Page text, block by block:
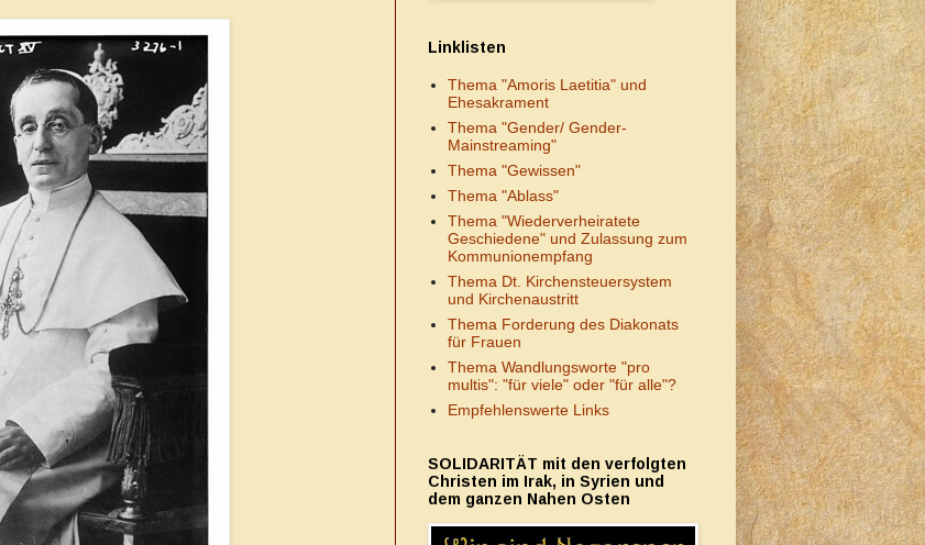
Linklisten
Thema "Amoris Laetitia" und
Ehesakrament
Thema "Gender/ Gender-
Mainstreaming"
Thema "Gewissen"
Thema "Ablass"
Thema "Wiederverheiratete
Geschiedene" und Zulassung zum
Kommunionempfang
Thema Dt. Kirchensteuersystem
und Kirchenaustritt
Thema Forderung des Diakonats
für Frauen
Thema Wandlungsworte "pro
multis": "für viele" oder "für alle"?
Empfehlenswerte Links
SOLIDARITÄT mit den verfolgten
Christen im Irak, in Syrien und
dem ganzen Nahen Osten